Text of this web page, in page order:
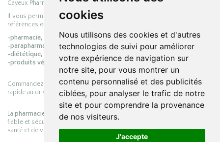
cookies
Nous utilisons des cookies et d'autres
technologies de suivi pour améliorer
votre expérience de navigation sur
notre site, pour vous montrer un
contenu personnalisé et des publicités
ciblées, pour analyser le trafic de notre
site et pour comprendre la provenance
de nos visiteurs.
J'accepte
Cayeux Pharmabest Berck-sur-Mer – Rang-du-Fliers.
Il vous permet de réaliser vos achats en ligne parmi des milliers de
références en :
-pharmacie,
-parapharmacie,
-diététique,
-produits vétérinaires.
Commandez simplement vos produits en ligne et choisissez le retrait
rapide au drive ou la livraison à domicile, en toute simplicité.
Lapharmacie Cayeuxs’engage à vous offrir une expérience pratique,
fiable et sécurisée, en officine comme en ligne, au service de votre
santé et de votre bien-être.